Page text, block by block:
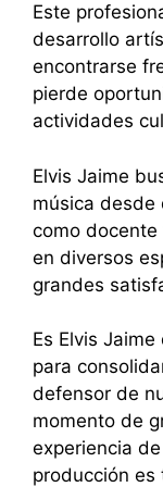
Este
desarrollo
encontrarse
pierde
actividades
Elvis Jaime
música desde
como
en diversos
grandes
Es Elvis
para
defensor de
momento de
experiencia
producción es